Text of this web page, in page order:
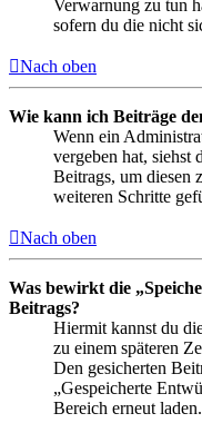
Verwarnung zu tun
sofern du die nicht
Nach oben
Wie kann ich Beiträge
Wenn ein
vergeben hat, siehst
Beitrags, um diesen
weiteren Schritte
Nach oben
Was bewirkt die
Beitrags?
Hiermit kannst du
zu einem späteren
Den gesicherten
„Gespeicherte
Bereich erneut laden.